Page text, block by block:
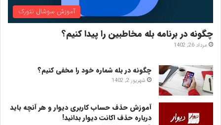
آموزش سوشال نتورک
چگونه در برنامه بله مخاطبین را پیدا کنیم؟
مرداد 26, 1402
چگونه در بله شماره خود را مخفی کنیم؟
شهریور 2, 1402
آموزش حذف حساب کاربری دیوار و هر آنچه باید
درباره حذف اکانت دیوار بدانید!